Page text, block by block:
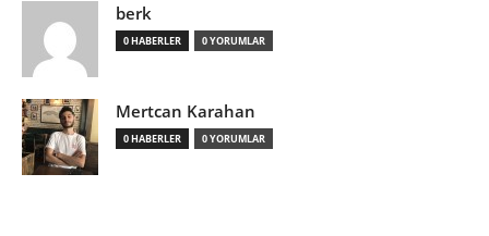
berk
0 HABERLER 0 YORUMLAR
Mertcan Karahan
0 HABERLER 0 YORUMLAR